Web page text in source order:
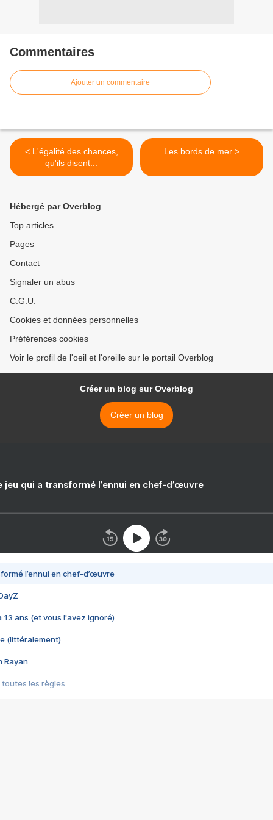
Commentaires
Ajouter un commentaire
< L'égalité des chances,
qu'ils disent...
Les bords de mer >
Hébergé par Overblog
Top articles
Pages
Contact
Signaler un abus
C.G.U.
Cookies et données personnelles
Préférences cookies
Voir le profil de l'oeil et l'oreille sur le portail Overblog
Créer un blog sur Overblog
Créer un blog
jeu qui a transformé l’ennui en chef-d’œuvre
l’ennui en chef-d’œuvre
13 ans (et vous l'avez ignoré)
(littéralement)
Rayan
toutes les règles